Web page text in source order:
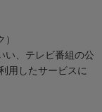
い、テレビ番組の公
用したサービスに